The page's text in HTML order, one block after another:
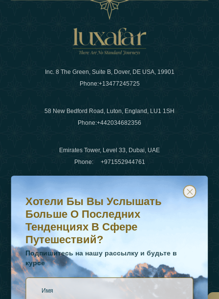
Inc. 8 The Green, Suite B, Dover, DE USA, 19901
Phone:+13477245725
58 New Bedford Road, Luton, England, LU1 1SH
Phone:+442034682356
Emirates Tower, Level 33, Dubai, UAE
Phone: +971552944761
WhatsApp Нет :+442034682356
+971552944761
Хотели бы вы услышать больше о последних
Подпишитесь на нашу рассылку и будьте в курсе
Хотели Бы Вы Услышать
Больше О Последних
Тенденциях В Сфере
Путешествий?
Подпишитесь на нашу рассылку и будьте в
курсе